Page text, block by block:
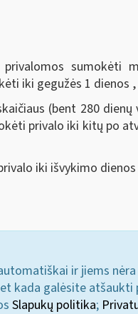
sumokėti
iki gegužės 1 dienos ,
(bent 280
privalo iki kitų po
iki išvykimo dienos
ir jiems
kada galėsite atšaukti
Slapukų politika;